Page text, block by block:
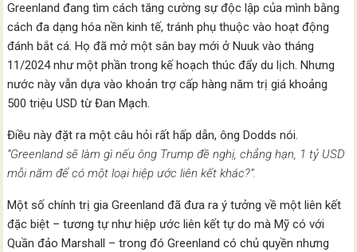
Greenland đang tìm cách tăng cường sự độc lập của mình bằng
cách đa dạng hóa nền kinh tế, tránh phụ thuộc vào hoạt động
đánh bắt cá. Họ đã mở một sân bay mới ở Nuuk vào tháng
11/2024 như một phần trong kế hoạch thúc đẩy du lịch. Nhưng
nước này vẫn dựa vào khoản trợ cấp hàng năm trị giá khoảng
500 triệu USD từ Đan Mạch.
Điều này đặt ra một câu hỏi rất hấp dẫn, ông Dodds nói.
“Greenland sẽ làm gì nếu ông Trump đề nghị, chẳng hạn, 1 tỷ USD
mỗi năm để có một loại hiệp ước liên kết khác?”.
Một số chính trị gia Greenland đã đưa ra ý tưởng về một liên kết
đặc biệt – tương tự như hiệp ước liên kết tự do mà Mỹ có với
Quần đảo Marshall – trong đó Greenland có chủ quyền nhưng